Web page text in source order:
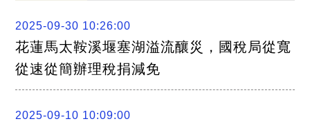
2025-09-30 10:26:00
花蓮馬太鞍溪堰塞湖溢流釀災，國稅局從寬
從速從簡辦理稅捐減免
2025-09-10 10:09:00